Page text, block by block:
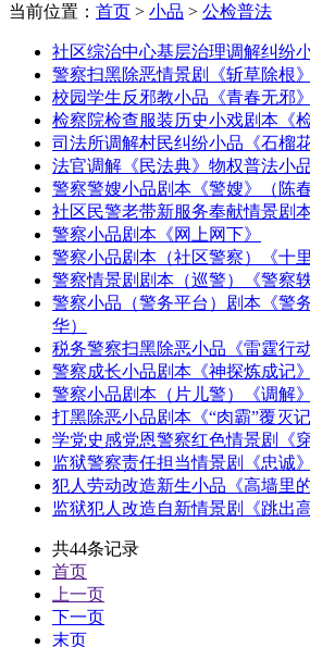
当前位置： 首页 > 小品 > 公检普法
社区综治中心基层治理调解纠纷
警察扫黑除恶情景剧《斩草除根》
校园学生反邪教小品《青春无邪》
检察院检查服装历史小戏剧本《
司法所调解村民纠纷小品《石榴花
法官调解《民法典》物权普法小
警察警嫂小品剧本《警嫂》（陈春
社区民警老带新服务奉献情景剧
警察小品剧本《网上网下》
警察小品剧本（社区警察）《十
警察情景剧剧本（巡警）《警察轶
警察小品（警务平台）剧本《警
华）
税务警察扫黑除恶小品《雷霆行动
警察成长小品剧本《神探炼成记
警察小品剧本（片儿警）《调解
打黑除恶小品剧本《“肉霸”覆灭记
学党史感党恩警察红色情景剧《
监狱警察责任担当情景剧《忠诚
犯人劳动改造新生小品《高墙里
监狱犯人改造自新情景剧《跳出
共44条记录
首页
上一页
下一页
末页